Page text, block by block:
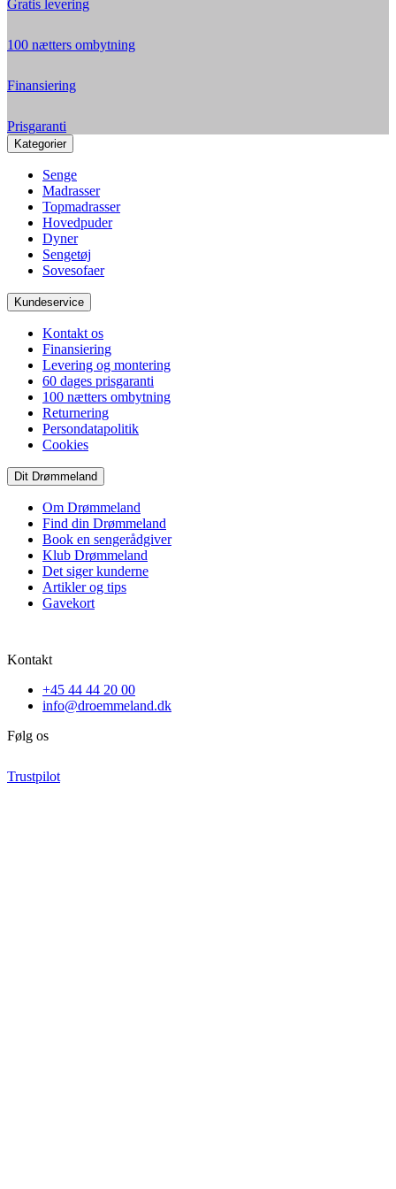
Gratis levering
100 nætters ombytning
Finansiering
Prisgaranti
Kategorier
Senge
Madrasser
Topmadrasser
Hovedpuder
Dyner
Sengetøj
Sovesofaer
Kundeservice
Kontakt os
Finansiering
Levering og montering
60 dages prisgaranti
100 nætters ombytning
Returnering
Persondatapolitik
Cookies
Dit Drømmeland
Om Drømmeland
Find din Drømmeland
Book en sengerådgiver
Klub Drømmeland
Det siger kunderne
Artikler og tips
Gavekort
Kontakt
+45 44 44 20 00
info@droemmeland.dk
Følg os
Trustpilot